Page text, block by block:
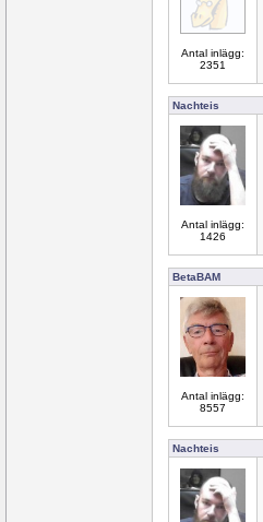
Antal inlägg:
2351
Nachteis
Antal inlägg:
1426
BetaBAM
Antal inlägg:
8557
Nachteis